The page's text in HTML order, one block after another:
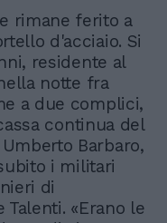
rimane ferito a
d'acciaio. Si
residente al
notte fra
a due complici,
continua del
Barbaro,
i militari
di
«Erano le